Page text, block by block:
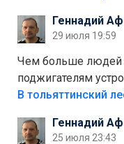
лежала в парке и
украли.
Геннадий
29 июля 19:59
Чем больше людей
поджигателям
костры,тех надо
Штрафы мизерные.
Геннадий
25 июля 23:43